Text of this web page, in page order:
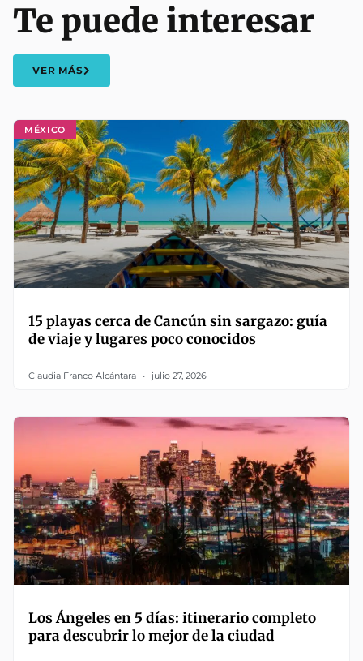
Te puede interesar
VER MÁS
MÉXICO
15 playas cerca de Cancún sin sargazo: guía
de viaje y lugares poco conocidos
Claudia Franco Alcántara julio 27, 2026
Los Ángeles en 5 días: itinerario completo
para descubrir lo mejor de la ciudad